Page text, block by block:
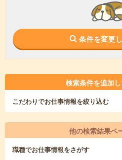
条件を変更
検索条件を追加
こだわりでお仕事情報を絞り込む
他の検索結果ペ
職種でお仕事情報をさがす